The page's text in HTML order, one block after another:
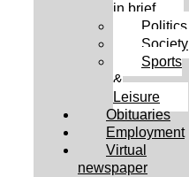
in brief
Politics
Society
Sports
&
Leisure
Obituaries
Employment
Virtual
newspaper